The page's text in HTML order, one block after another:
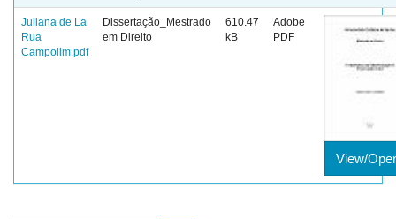
Juliana de La
Rua
Campolim.pdf
Dissertação_Mestrado
em Direito
610.47
kB
Adobe
PDF
View/